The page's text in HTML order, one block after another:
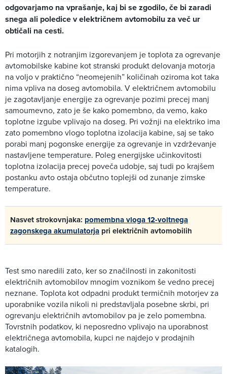
odgovarjamo na vprašanje, kaj bi se zgodilo, če bi zaradi
snega ali poledice v električnem avtomobilu za več ur
obtičali na cesti.
Pri motorjih z notranjim izgorevanjem je toplota za ogrevanje
avtomobilske kabine kot stranski produkt delovanja motorja
na voljo v praktično “neomejenih” količinah oziroma kot taka
nima vpliva na doseg avtomobila. V električnem avtomobilu
je zagotavljanje energije za ogrevanje pozimi precej manj
samoumevno, zato je še kako pomembno, da vemo, kako
toplotne izgube vplivajo na doseg. Pri vožnji na elektriko ima
zato pomembno vlogo toplotna izolacija kabine, saj se tako
porabi manj pogonske energije za ogrevanje in vzdrževanje
nastavljene temperature. Poleg energijske učinkovitosti
toplotna izolacija precej poveča udobje, saj tudi po krajšem
postanku avto ostaja občutno toplejši od zunanje zimske
temperature.
Nasvet strokovnjaka: pomembna vloga 12-voltnega
zagonskega akumulatorja pri električnih avtomobilih
Test smo naredili zato, ker so značilnosti in zakonitosti
električnih avtomobilov mnogim voznikom še vedno precej
neznane. Toplota kot odpadni produkt termičnih motorjev za
uporabnike vozila nikoli ni predstavljala posebne skrbi, pri
ogrevanju električnih avtomobilov pa je zelo pomembna.
Tovrstnih podatkov, ki neposredno vplivajo na uporabnost
električnega avtomobila, kupci ne najdejo v prodajnih
katalogih.